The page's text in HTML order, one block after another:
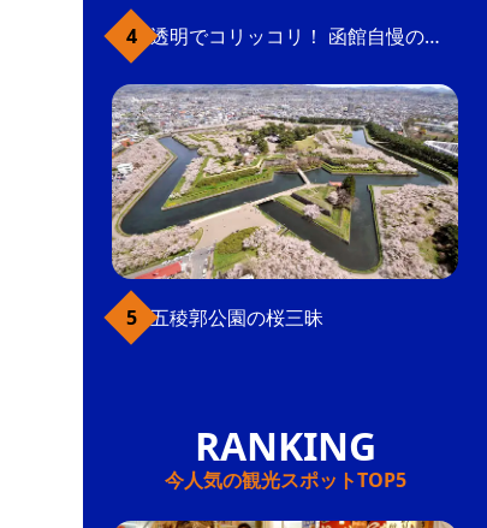
透明でコリッコリ！ 函館自慢のいかをどうぞ
五稜郭公園の桜三昧
今人気の観光スポットTOP5